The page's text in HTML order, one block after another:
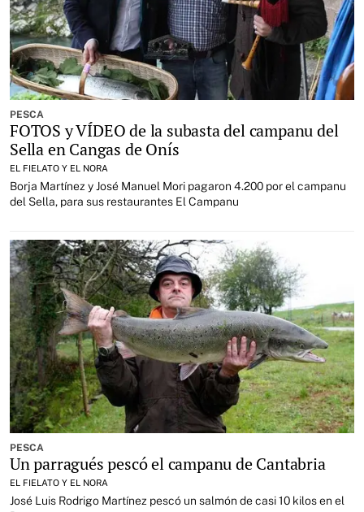
PESCA
FOTOS y VÍDEO de la subasta del campanu del
Sella en Cangas de Onís
EL FIELATO Y EL NORA
Borja Martínez y José Manuel Mori pagaron 4.200 por el campanu
del Sella, para sus restaurantes El Campanu
PESCA
Un parragués pescó el campanu de Cantabria
EL FIELATO Y EL NORA
José Luis Rodrigo Martínez pescó un salmón de casi 10 kilos en el